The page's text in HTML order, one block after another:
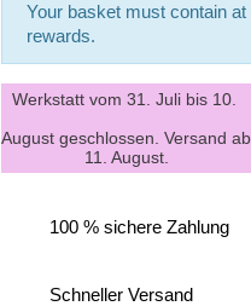
Your basket must contain
rewards.
Werkstatt vom 31. Juli bis 10.
August geschlossen. Versand ab
11. August.
100 % sichere Zahlung
Schneller Versand